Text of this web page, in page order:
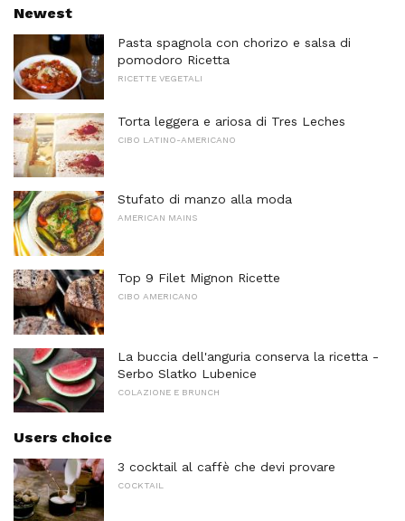
Newest
Pasta spagnola con chorizo ​​e salsa di
pomodoro Ricetta
RICETTE VEGETALI
Torta leggera e ariosa di Tres Leches
CIBO LATINO-AMERICANO
Stufato di manzo alla moda
AMERICAN MAINS
Top 9 Filet Mignon Ricette
CIBO AMERICANO
La buccia dell'anguria conserva la ricetta -
Serbo Slatko Lubenice
COLAZIONE E BRUNCH
Users choice
3 cocktail al caffè che devi provare
COCKTAIL